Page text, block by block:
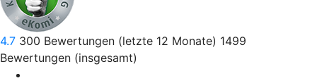
4.7 300 Bewertungen (letzte 12 Monate) 1499
Bewertungen (insgesamt)